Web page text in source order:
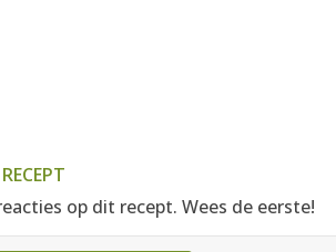
op dit recept. Wees de eerste!